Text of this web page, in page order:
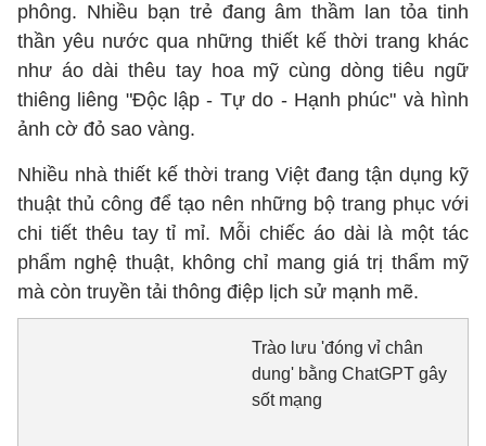
phông. Nhiều bạn trẻ đang âm thầm lan tỏa tinh
thần yêu nước qua những thiết kế thời trang khác
như áo dài thêu tay hoa mỹ cùng dòng tiêu ngữ
thiêng liêng "Độc lập - Tự do - Hạnh phúc" và hình
ảnh cờ đỏ sao vàng.
Nhiều nhà thiết kế thời trang Việt đang tận dụng kỹ
thuật thủ công để tạo nên những bộ trang phục với
chi tiết thêu tay tỉ mỉ. Mỗi chiếc áo dài là một tác
phẩm nghệ thuật, không chỉ mang giá trị thẩm mỹ
mà còn truyền tải thông điệp lịch sử mạnh mẽ.
Trào lưu 'đóng vỉ chân
dung' bằng ChatGPT gây
sốt mạng